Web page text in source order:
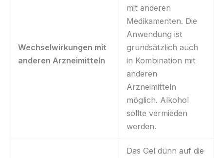
Wechselwirkungen mit
anderen Arzneimitteln
mit anderen
Medikamenten. Die
Anwendung ist
grundsätzlich auch
in Kombination mit
anderen
Arzneimitteln
möglich. Alkohol
sollte vermieden
werden.
Das Gel dünn auf die